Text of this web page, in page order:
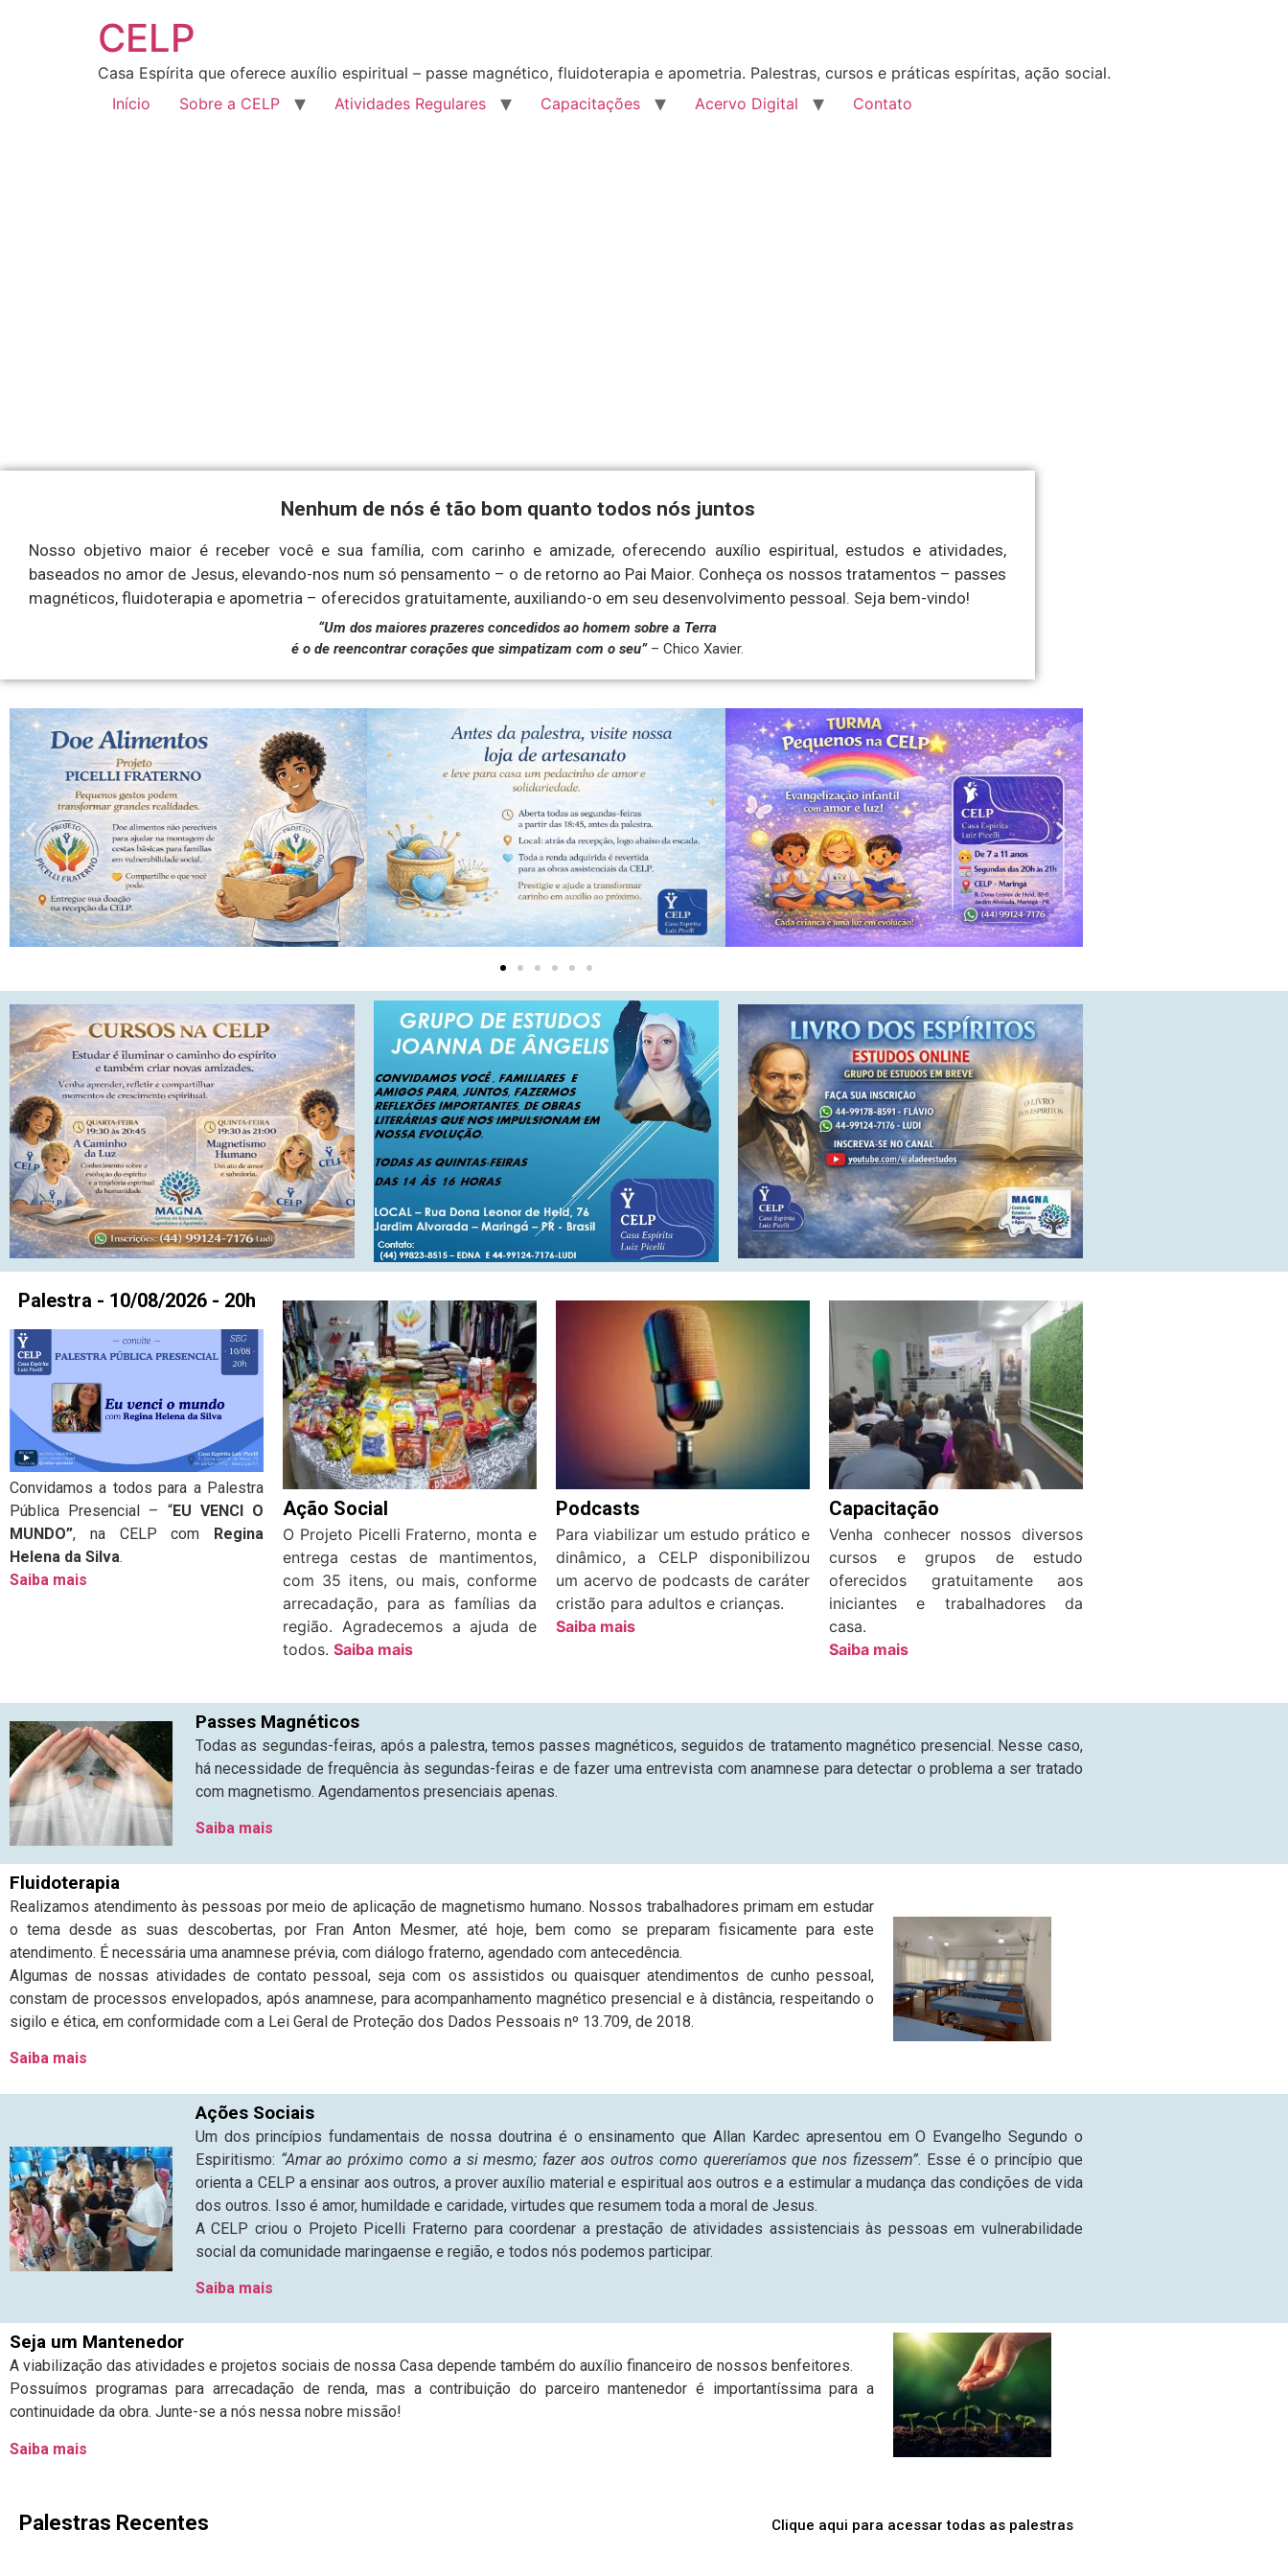
CELP
Casa Espírita que oferece auxílio espiritual – passe magnético, fluidoterapia e apometria. Palestras, cursos e práticas espíritas, ação social.
Início
Sobre a CELP Atividades Regulares Capacitações Acervo Digital Contato
Nenhum de nós é tão bom quanto todos nós juntos
Nosso objetivo maior é receber você e sua família, com carinho e amizade, oferecendo auxílio espiritual, estudos e atividades,
baseados no amor de Jesus, elevando-nos num só pensamento – o de retorno ao Pai Maior. Conheça os nossos tratamentos – passes
magnéticos, fluidoterapia e apometria – oferecidos gratuitamente, auxiliando-o em seu desenvolvimento pessoal. Seja bem-vindo!
“Um dos maiores prazeres concedidos ao homem sobre a Terra
é o de reencontrar corações que simpatizam com o seu”– Chico Xavier.
Palestra - 10/08/2026 - 20h
Convidamos a todos para a Palestra
Pública Presencial – “EU VENCI O
MUNDO”, na CELP com
Regina
Helena da Silva.
Saiba mais
Ação Social
O Projeto Picelli Fraterno, monta e
entrega cestas de mantimentos,
com 35 itens, ou mais, conforme
arrecadação, para as famílias da
região. Agradecemos a ajuda de
todos. Saiba mais
Podcasts
Para viabilizar um estudo prático e
dinâmico, a CELP disponibilizou
um acervo de podcasts de caráter
cristão para adultos e crianças.
Saiba mais
Capacitação
Venha conhecer nossos diversos
cursos e grupos de estudo
oferecidos gratuitamente aos
iniciantes e trabalhadores da
casa.
Saiba mais
Passes Magnéticos
Todas as segundas-feiras, após a palestra, temos passes magnéticos, seguidos de tratamento magnético presencial. Nesse caso,
há necessidade de frequência às segundas-feiras e de fazer uma entrevista com anamnese para detectar o problema a ser tratado
com magnetismo. Agendamentos presenciais apenas.
Saiba mais
Fluidoterapia
Realizamos atendimento às pessoas por meio de aplicação de magnetismo humano. Nossos trabalhadores primam em estudar
o tema desde as suas descobertas, por Fran Anton Mesmer, até hoje, bem como se preparam fisicamente para este
atendimento. É necessária uma anamnese prévia, com diálogo fraterno, agendado com antecedência.
Algumas de nossas atividades de contato pessoal, seja com os assistidos ou quaisquer atendimentos de cunho pessoal,
constam de processos envelopados, após anamnese, para acompanhamento magnético presencial e à distância, respeitando o
sigilo e ética, em conformidade com a Lei Geral de Proteção dos Dados Pessoais nº 13.709, de 2018.
Saiba mais
Ações Sociais
Um dos princípios fundamentais de nossa doutrina é o ensinamento que Allan Kardec apresentou em O Evangelho Segundo o
Espiritismo: “Amar ao próximo como a si mesmo; fazer aos outros como quereríamos que nos fizessem”. Esse é o princípio que
orienta a CELP a ensinar aos outros, a prover auxílio material e espiritual aos outros e a estimular a mudança das condições de vida
dos outros. Isso é amor, humildade e caridade, virtudes que resumem toda a moral de Jesus.
A CELP criou o Projeto Picelli Fraterno para coordenar a prestação de atividades assistenciais às pessoas em vulnerabilidade
social da comunidade maringaense e região, e todos nós podemos participar.
Saiba mais
Seja um Mantenedor
A viabilização das atividades e projetos sociais de nossa Casa depende também do auxílio financeiro de nossos benfeitores.
Possuímos programas para arrecadação de renda, mas a contribuição do parceiro mantenedor é importantíssima para a
continuidade da obra. Junte-se a nós nessa nobre missão!
Saiba mais
Palestras Recentes Clique aqui para acessar todas as palestras